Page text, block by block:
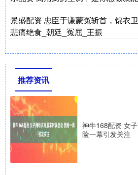
景盛配资 忠臣于谦蒙冤斩首，锦衣
悲痛绝食_朝廷_冤屈_王振
推荐资讯
神牛168配资 女
险一幕引发关注